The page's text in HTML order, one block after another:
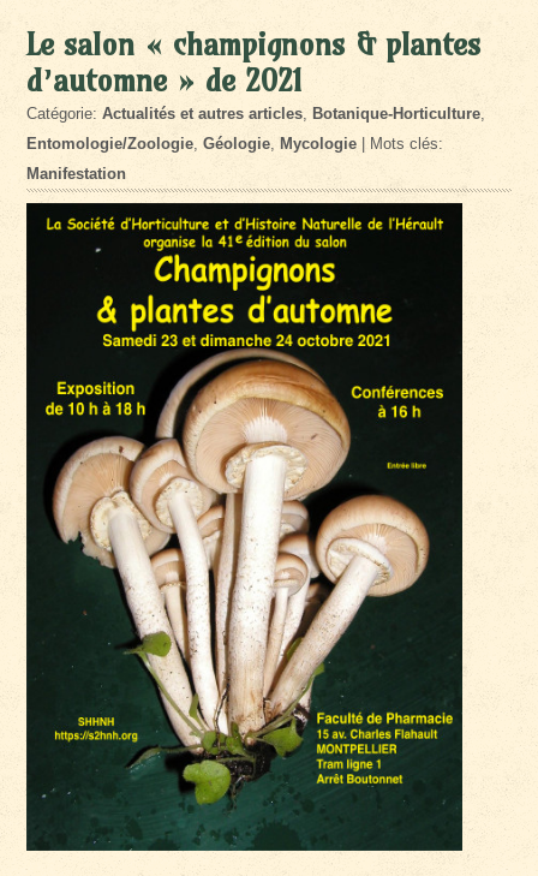
Le salon « champignons & plantes
d’automne » de 2021
Catégorie:Actualités et autres articles, Botanique-Horticulture,
Entomologie/Zoologie,Géologie, Mycologie | Mots clés:
Manifestation